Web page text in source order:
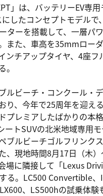
」は、バッテリーEV専
にしたコンセプトモデルで
ターを搭載して、一層パ
また、車高を35mmロー
ンチアップタイヤ、4座フ
ルビーチ・コンクール・デ
り、今年で25周年を迎え
プレミアしたばかりの本
ートSUVの北米地域専用モ
ブルビーチゴルフリンク
、現地時間8月17日（木）
場に隣接して「Lexus
る。LC500 Convertible、
、LS500hの試乗体験